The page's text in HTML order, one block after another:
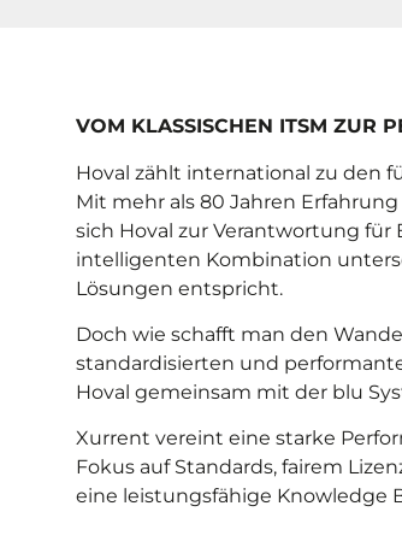
VOM KLASSISCHEN ITSM ZUR
Hoval zählt international zu den
Mit mehr als 80 Jahren
sich Hoval zur Verantwortung
intelligenten Kombination
Lösungen entspricht.
Doch wie schafft man den
standardisierten und
Hoval gemeinsam mit der blu
Xurrent vereint eine starke
Fokus auf Standards, fairem
eine leistungsfähige Knowledge